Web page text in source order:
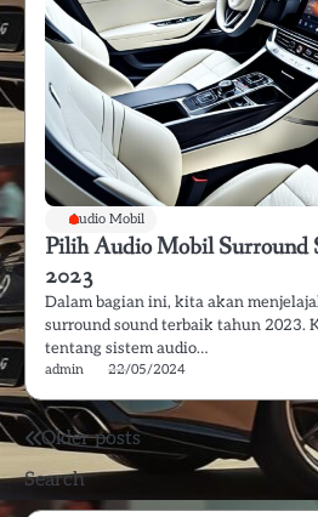
Audio Mobil
Pilih Audio Mobil Surround
2023
Dalam bagian ini, kita akan
surround sound terbaik tahun 2023.
tentang sistem audio…
admin 22/05/2024
Posts
navigation
Older posts
Search